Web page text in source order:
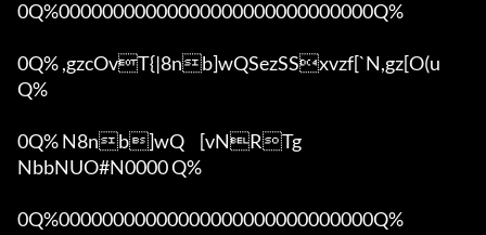
0Q%00000000000000000000000000000Q%
0Q% ,gzcOvT{|8nb]wQSezSSxvzf[`N,gz[O(u
Q%
0Q% N8nb]wQ	[vNRTg
NbbNUO#N0000 Q%
0Q%00000000000000000000000000000Q%